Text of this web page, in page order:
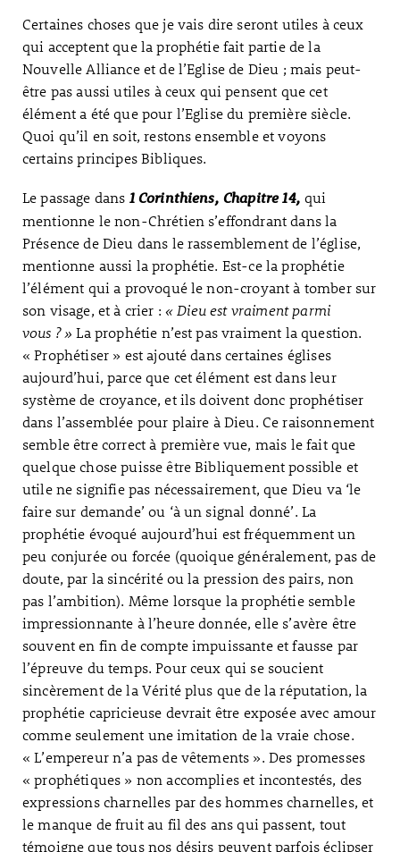
Certaines choses que je vais dire seront utiles à ceux
qui acceptent que la prophétie fait partie de la
Nouvelle Alliance et de l’Eglise de Dieu ; mais peut-
être pas aussi utiles à ceux qui pensent que cet
élément a été que pour l’Eglise du première siècle.
Quoi qu’il en soit, restons ensemble et voyons
certains principes Bibliques.
Le passage dans 1 Corinthiens, Chapitre 14, qui
mentionne le non-Chrétien s’effondrant dans la
Présence de Dieu dans le rassemblement de l’église,
mentionne aussi la prophétie. Est-ce la prophétie
l’élément qui a provoqué le non-croyant à tomber sur
son visage, et à crier : « Dieu est vraiment parmi
vous ? »La prophétie n’est pas vraiment la question.
« Prophétiser » est ajouté dans certaines églises
aujourd’hui, parce que cet élément est dans leur
système de croyance, et ils doivent donc prophétiser
dans l’assemblée pour plaire à Dieu. Ce raisonnement
semble être correct à première vue, mais le fait que
quelque chose puisse être Bibliquement possible et
utile ne signifie pas nécessairement, que Dieu va ‘le
faire sur demande’ ou ‘à un signal donné’. La
prophétie évoqué aujourd’hui est fréquemment un
peu conjurée ou forcée (quoique généralement, pas de
doute, par la sincérité ou la pression des pairs, non
pas l’ambition). Même lorsque la prophétie semble
impressionnante à l’heure donnée, elle s’avère être
souvent en fin de compte impuissante et fausse par
l’épreuve du temps. Pour ceux qui se soucient
sincèrement de la Vérité plus que de la réputation, la
prophétie capricieuse devrait être exposée avec amour
comme seulement une imitation de la vraie chose.
« L’empereur n’a pas de vêtements ». Des promesses
« prophétiques » non accomplies et incontestés, des
expressions charnelles par des hommes charnelles, et
le manque de fruit au fil des ans qui passent, tout
témoigne que tous nos désirs peuvent parfois éclipser